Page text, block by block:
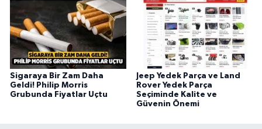
Sigaraya Bir Zam Daha
Geldi! Philip Morris
Grubunda Fiyatlar Uçtu
Jeep Yedek Parça ve Land
Rover Yedek Parça
Seçiminde Kalite ve
Güvenin Önemi